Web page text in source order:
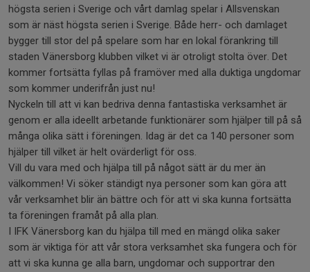
högsta serien i Sverige och vårt damlag spelar i Allsvenskan
som är näst högsta serien i Sverige. Både herr- och damlaget
bygger till stor del på spelare som har en lokal förankring till
staden Vänersborg klubben vilket vi är otroligt stolta över. Det
kommer fortsätta fyllas på framöver med alla duktiga ungdomar
som kommer underifrån just nu!
Nyckeln till att vi kan bedriva denna fantastiska verksamhet är
genom er alla ideellt arbetande funktionärer som hjälper till på så
många olika sätt i föreningen. Idag är det ca 140 personer som
hjälper till vilket är helt ovärderligt för oss.
Vill du vara med och hjälpa till på något sätt är du mer än
välkommen! Vi söker ständigt nya personer som kan göra att
vår verksamhet blir än bättre och för att vi ska kunna fortsätta
ta föreningen framåt på alla plan.
I IFK Vänersborg kan du hjälpa till med en mängd olika saker
som är viktiga för att vår stora verksamhet ska fungera och för
att vi ska kunna ge alla barn, ungdomar och supportrar den